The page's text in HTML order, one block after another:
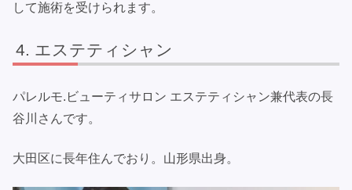
して施術を受けられます。
エステティシャン
パレルモ.ビューティサロン エステティシャン兼代表の長
谷川さんです。
大田区に長年住んでおり。山形県出身。